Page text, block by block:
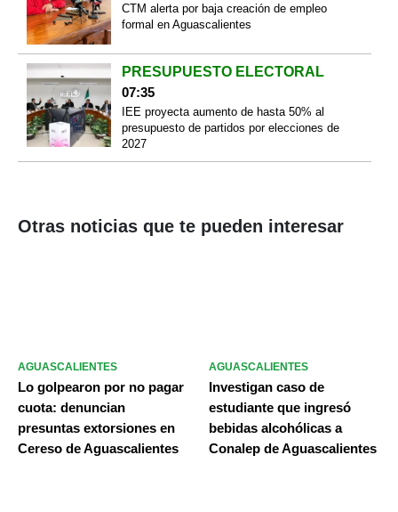
CTM alerta por baja creación de empleo
formal en Aguascalientes
PRESUPUESTO ELECTORAL
07:35
IEE proyecta aumento de hasta 50% al
presupuesto de partidos por elecciones de
2027
Otras noticias que te pueden interesar
AGUASCALIENTES
Lo golpearon por no pagar
cuota: denuncian
presuntas extorsiones en
Cereso de Aguascalientes
AGUASCALIENTES
Investigan caso de
estudiante que ingresó
bebidas alcohólicas a
Conalep de Aguascalientes